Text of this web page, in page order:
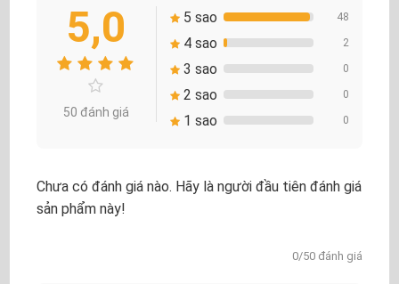
5,0
50 đánh giá
5 sao 48
4 sao 2
3 sao 0
2 sao 0
1 sao 0
Chưa có đánh giá nào. Hãy là người đầu tiên đánh giá
sản phẩm này!
0/50 đánh giá